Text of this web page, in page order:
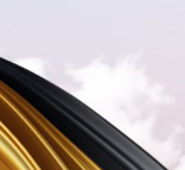
销目
举足
遍布全国，把精品美淘
广大消费者喜爱；
工程形象。